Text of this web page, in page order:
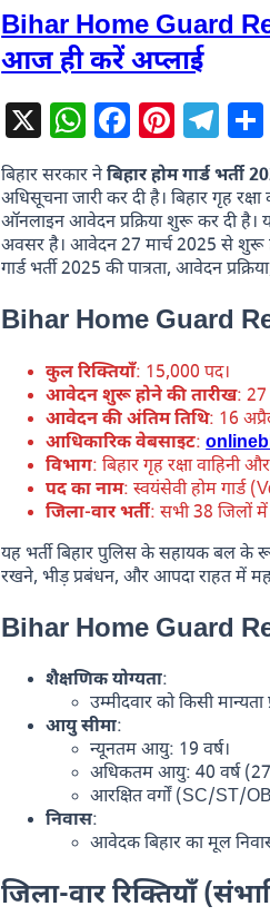
Bihar Home Guard
आज ही करें अप्लाई
X WhatsApp
Facebook
बिहार सरकार नेबिहार होम गार्ड भर्ती
अधिसूचना जारी कर दी है। बिहार गृह
ऑनलाइन आवेदन प्रक्रिया शुरू कर दी है।
अवसर है। आवेदन 27 मार्च 2025 से शुरू
गार्ड भर्ती 2025 की पात्रता, आवेदन
Bihar Home Guard
कुल रिक्तियाँ: 15,000 पद।
आवेदन शुरू होने की तारीख: 27
आवेदन की अंतिम तिथि: 16
आधिकारिक वेबसाइट:
विभाग: बिहार गृह रक्षा वाहिनी
पद का नाम: स्वयंसेवी होम गार्ड
जिला-वार भर्ती: सभी 38 जिलों
यह भर्ती बिहार पुलिस के सहायक बल के
रखने, भीड़ प्रबंधन, और आपदा राहत में
Bihar Home Guard
शैक्षणिक योग्यता:
उम्मीदवार को किसी मान्यता
आयु सीमा:
न्यूनतम आयु: 19 वर्ष।
अधिकतम आयु: 40 वर्ष (27
आरक्षित वर्गों (SC/ST/
निवास:
आवेदक बिहार का मूल
जिला-वार रिक्तियाँ